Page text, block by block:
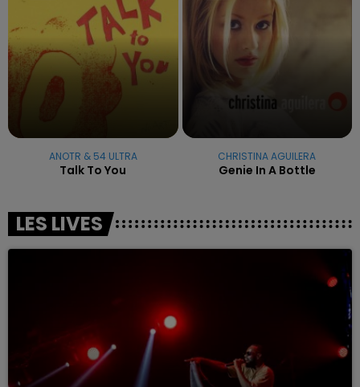
ANOTR & 54 ULTRA
Talk To You
CHRISTINA AGUILERA
Genie In A Bottle
LES LIVES